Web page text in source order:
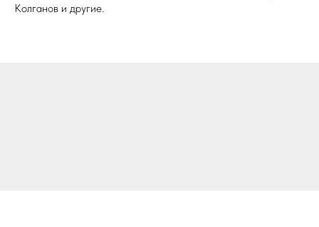
Колганов и другие.